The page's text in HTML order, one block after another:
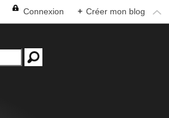
Connexion + Créer mon blog